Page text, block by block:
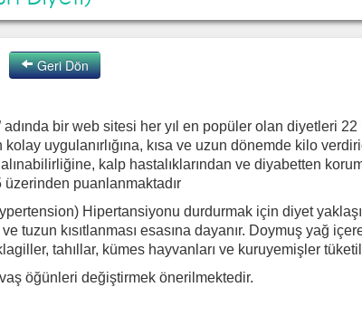
Geri Dön
bir web sitesi her yıl en popüler olan diyetleri
uygulanırlığına, kısa ve uzun dönemde kilo
kalp hastalıklarından ve diyabetten
üzerinden puanlanmaktadır
Hipertansiyonu durdurmak için diyet
kısıtlanması esasına dayanır. Doymuş yağ
tahıllar, kümes hayvanları ve kuruyemişler
öğünleri değiştirmek önerilmektedir.